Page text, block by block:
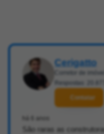
Cerigatto
Corretor de
Respostas: 20.877
Contatar
há 6 anos
São raras as